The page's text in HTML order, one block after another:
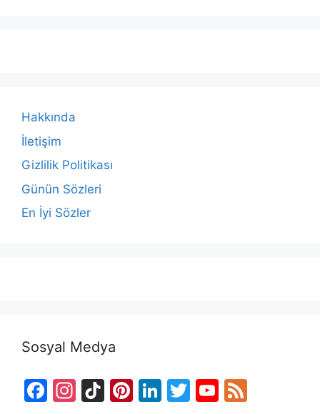
Hakkında
İletişim
Gizlilik Politikası
Günün Sözleri
En İyi Sözler
Sosyal Medya
F
In Ti Pi Li T
Y